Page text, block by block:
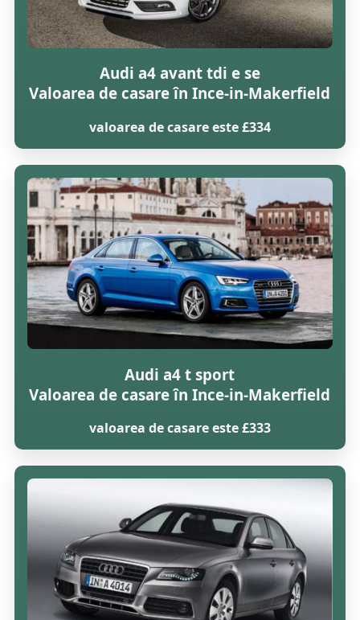
Audi a4 avant tdi e se
Valoarea de casare în Ince-in-Makerfield
valoarea de casare este £334
Audi a4 t sport
Valoarea de casare în Ince-in-Makerfield
valoarea de casare este £333